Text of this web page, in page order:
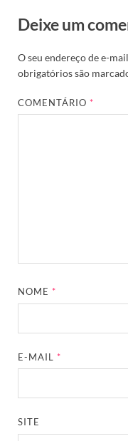
Deixe um
O seu endereço de e-
obrigatórios são
COMENTÁRIO*
NOME*
E-MAIL*
SITE